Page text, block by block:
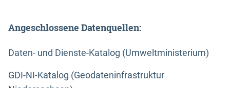
Angeschlossene Datenquellen:
Daten- und Dienste-Katalog (Umweltministerium)
GDI-NI-Katalog (Geodateninfrastruktur